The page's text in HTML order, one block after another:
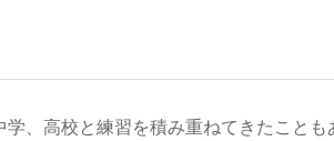
、高校と練習を積み重ねてきたことも